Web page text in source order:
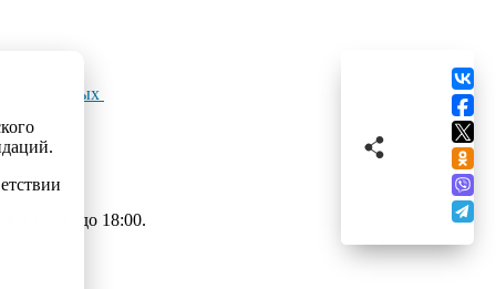
данных
с 09:00 до 18:00.